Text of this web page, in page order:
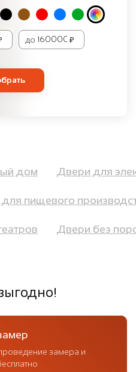
до ₽
дом Двери для
пищевого
Двери без
замера и